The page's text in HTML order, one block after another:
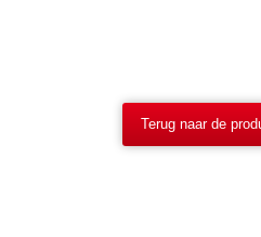
Terug naar de